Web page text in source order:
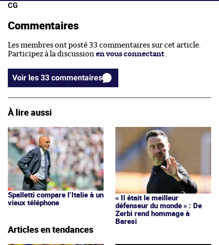
CG
Commentaires
Les membres ont posté 33 commentaires sur cet article.
Participez à la discussion en vous connectant
Voir les 33 commentaires
À lire aussi
Spalletti compare l’Italie à un
vieux téléphone
« Il était le meilleur
défenseur du monde » : De
Zerbi rend hommage à
Baresi
Articles en tendances